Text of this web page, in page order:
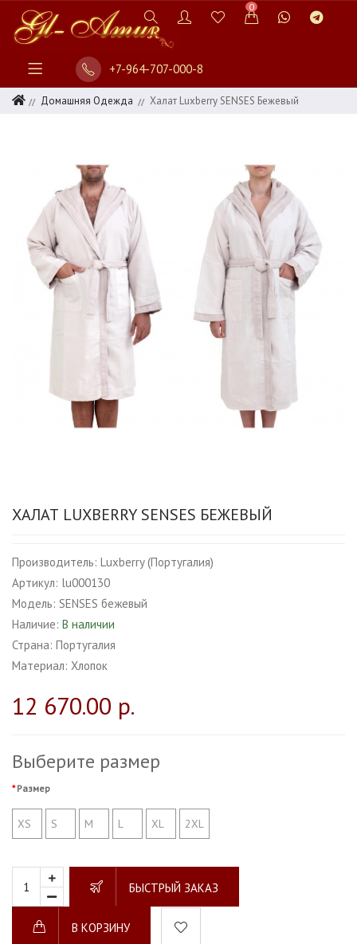
0
+7-964-707-000-8
Домашняя Одежда Халат Luxberry SENSES Бежевый
ХАЛАТ LUXBERRY SENSES БЕЖЕВЫЙ
Производитель: Luxberry (Португалия)
Артикул: lu000130
Модель: SENSES бежевый
Наличие: В наличии
Страна: Португалия
Материал: Хлопок
12 670.00 р.
Выберите размер
Размер
XS S M L XL 2XL
БЫСТРЫЙ ЗАКАЗ
В КОРЗИНУ